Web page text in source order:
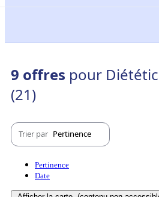
9 offres pour
(21)
Trier par Pertinence
Pertinence
Date